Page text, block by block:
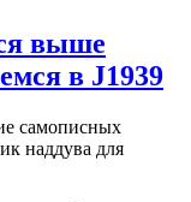
выше
в J1939
самописных
наддува для